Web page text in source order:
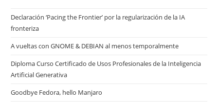
Declaración ‘Pacing the Frontier’ por la regularización de la IA
fronteriza
A vueltas con GNOME & DEBIAN al menos temporalmente
Diploma Curso Certificado de Usos Profesionales de la Inteligencia
Artificial Generativa
Goodbye Fedora, hello Manjaro